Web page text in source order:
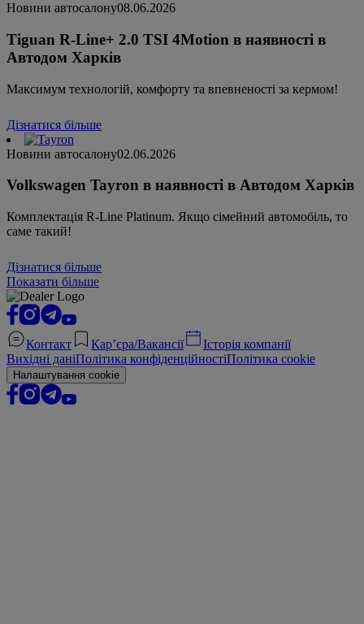
Новини автосалону08.06.2026
Tiguan R-Line+ 2.0 TSI 4Motion в наявності в
Автодом Харків
Максимум технологій, комфорту та впевненості за кермом!
Дізнатися більше
Новини автосалону02.06.2026
Volkswagen Tayron в наявності в Автодом Харків
Комплектація R-Line Platinum. Якщо сімейний автомобіль, то
саме такий!
Дізнатися більше
Показати більше
Контакт Кар’єра/Вакансії
Історія компанії
Вихідні даніПолітика конфіденційностіПолітика cookie
Налаштування cookie